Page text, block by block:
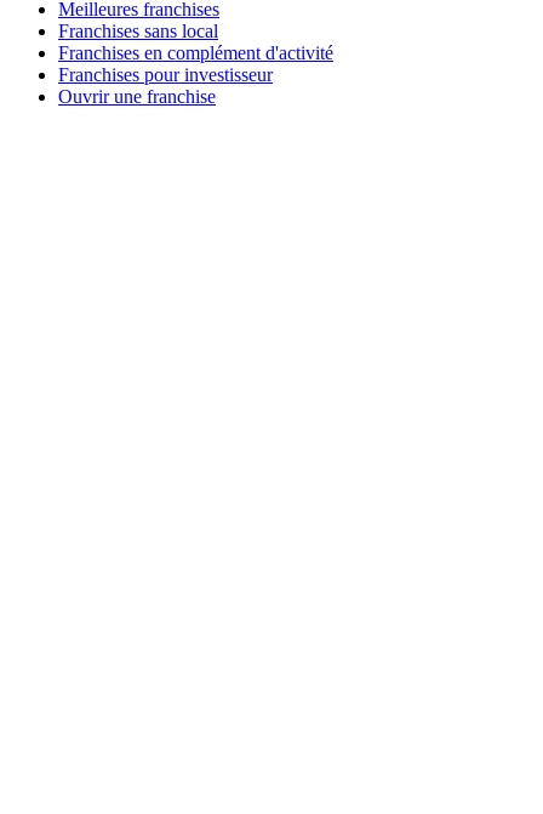
Meilleures franchises
Franchises sans local
Franchises en complément d'activité
Franchises pour investisseur
Ouvrir une franchise